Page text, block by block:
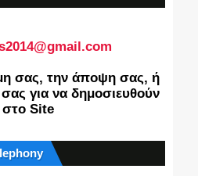
σας, την άποψη σας, ή
για να δημοσιευθούν
στο Site